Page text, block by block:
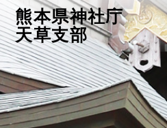
コ
ン
テ
ン
ツ
ス
キ
ッ
熊本県神社庁
天草支部